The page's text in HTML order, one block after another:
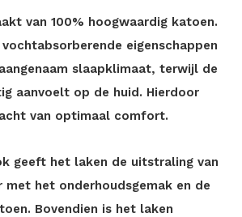
van 100% hoogwaardig katoen.
eigenschappen
slaapklimaat, terwijl de
aanvoelt op de huid. Hierdoor
van optimaal comfort.
geeft het laken de uitstraling van
met het onderhoudsgemak en de
Bovendien is het laken